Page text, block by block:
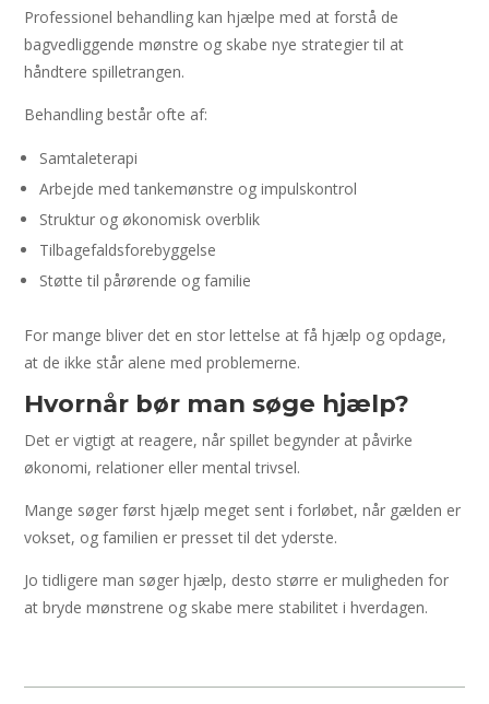
Professionel behandling kan hjælpe med at forstå de
bagvedliggende mønstre og skabe nye strategier til at
håndtere spilletrangen.
Behandling består ofte af:
Samtaleterapi
Arbejde med tankemønstre og impulskontrol
Struktur og økonomisk overblik
Tilbagefaldsforebyggelse
Støtte til pårørende og familie
For mange bliver det en stor lettelse at få hjælp og opdage,
at de ikke står alene med problemerne.
Hvornår bør man søge hjælp?
Det er vigtigt at reagere, når spillet begynder at påvirke
økonomi, relationer eller mental trivsel.
Mange søger først hjælp meget sent i forløbet, når gælden er
vokset, og familien er presset til det yderste.
Jo tidligere man søger hjælp, desto større er muligheden for
at bryde mønstrene og skabe mere stabilitet i hverdagen.